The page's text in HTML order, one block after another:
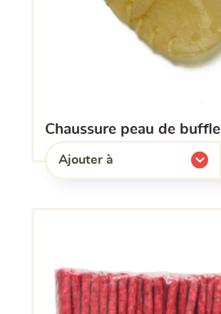
chaussure peau de buffle
Ajouter à
l'une de mes listes.